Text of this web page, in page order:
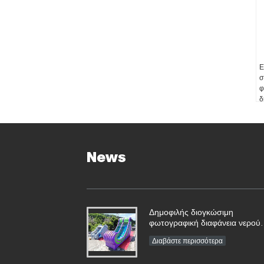
News
Δημοφιλής διογκώσιμη
φωτογραφική διαφάνεια νερού
Διαβάστε περισσότερα